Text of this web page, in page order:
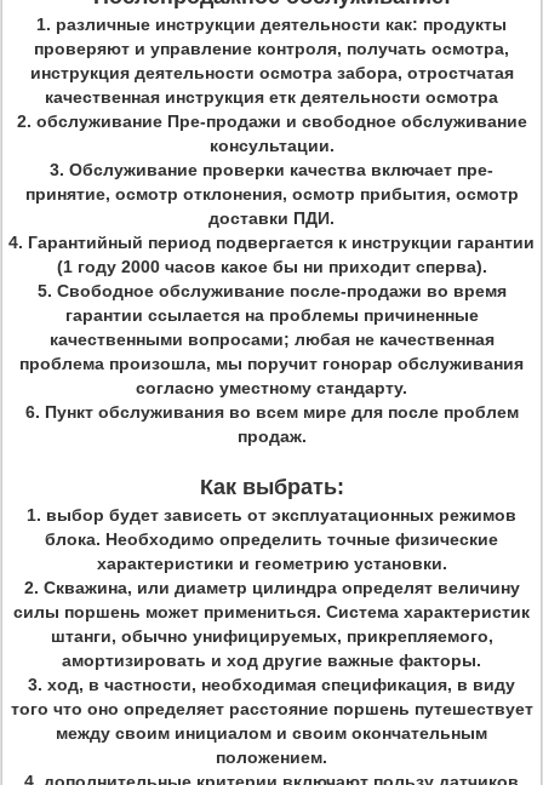
1. различные инструкции деятельности как: продукты
проверяют и управление контроля, получать осмотра,
инструкция деятельности осмотра забора, отростчатая
качественная инструкция етк деятельности осмотра
2. обслуживание Пре-продажи и свободное обслуживание
консультации.
3. Обслуживание проверки качества включает пре-
принятие, осмотр отклонения, осмотр прибытия, осмотр
доставки ПДИ.
4. Гарантийный период подвергается к инструкции гарантии
(1 году 2000 часов какое бы ни приходит сперва).
5. Свободное обслуживание после-продажи во время
гарантии ссылается на проблемы причиненные
качественными вопросами; любая не качественная
проблема произошла, мы поручит гонорар обслуживания
согласно уместному стандарту.
6. Пункт обслуживания во всем мире для после проблем
продаж.
Как выбрать:
1. выбор будет зависеть от эксплуатационных режимов
блока. Необходимо определить точные физические
характеристики и геометрию установки.
2. Скважина, или диаметр цилиндра определят величину
силы поршень может примениться. Система характеристик
штанги, обычно унифицируемых, прикрепляемого,
амортизировать и ход другие важные факторы.
3. ход, в частности, необходимая спецификация, в виду
того что оно определяет расстояние поршень путешествует
между своим инициалом и своим окончательным
положением.